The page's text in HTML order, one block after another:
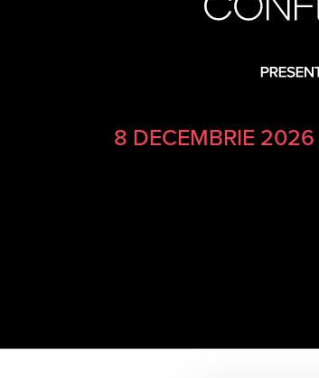
8 DECEMBRIE 2026